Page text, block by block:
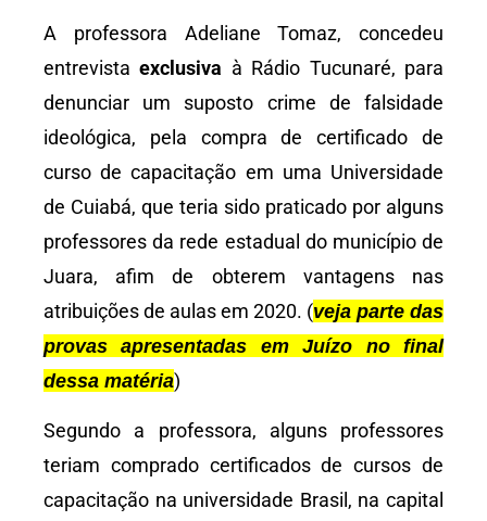
A professora Adeliane Tomaz, concedeu
entrevistaexclusiva à Rádio Tucunaré, para
denunciar um suposto crime de falsidade
ideológica, pela compra de certificado de
curso de capacitação em uma Universidade
de Cuiabá, que teria sido praticado por alguns
professores da rede estadual do município de
Juara, afim de obterem vantagens nas
atribuições de aulas em 2020. (veja parte das
provas apresentadas em Juízo no final
dessa matéria)
Segundo a professora, alguns professores
teriam comprado certificados de cursos de
capacitação na universidade Brasil, na capital